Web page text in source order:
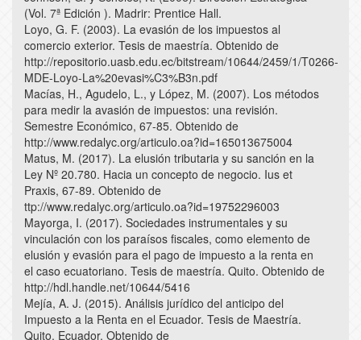
(Vol. 7ª Edición ). Madrir: Prentice Hall.
Loyo, G. F. (2003). La evasión de los impuestos al
comercio exterior. Tesis de maestría. Obtenido de
http://repositorio.uasb.edu.ec/bitstream/10644/2459/1/T0266-
MDE-Loyo-La%20evasi%C3%B3n.pdf
Macías, H., Agudelo, L., y López, M. (2007). Los métodos
para medir la avasión de impuestos: una revisión.
Semestre Económico, 67-85. Obtenido de
http://www.redalyc.org/articulo.oa?id=165013675004
Matus, M. (2017). La elusión tributaria y su sanción en la
Ley Nº 20.780. Hacia un concepto de negocio. Ius et
Praxis, 67-89. Obtenido de
ttp://www.redalyc.org/articulo.oa?id=19752296003
Mayorga, I. (2017). Sociedades instrumentales y su
vinculación con los paraísos fiscales, como elemento de
elusión y evasión para el pago de impuesto a la renta en
el caso ecuatoriano. Tesis de maestría. Quito. Obtenido de
http://hdl.handle.net/10644/5416
Mejía, A. J. (2015). Análisis jurídico del anticipo del
Impuesto a la Renta en el Ecuador. Tesis de Maestría.
Quito, Ecuador. Obtenido de